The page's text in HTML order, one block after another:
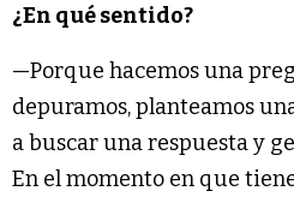
¿En qué sentido?
—Porque hacemos una
depuramos, planteamos
a buscar una respuesta y
En el momento en que